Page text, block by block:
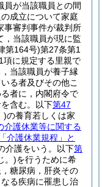
員が当該職員との間
成立について家庭
事審判事件が裁判所
，当該職員が現に監
第164号)第27条第1
項に規定する里親で
当該職員が養子縁
る者及びその他こ
者に，内閣府令で
含む。以下第47
)の養育若しくは家
介護休業等に関する
介護休業規程」と
介護をいう。以下第
。)を行うために希
糖尿病，肝炎その
る疾病に罹患し治